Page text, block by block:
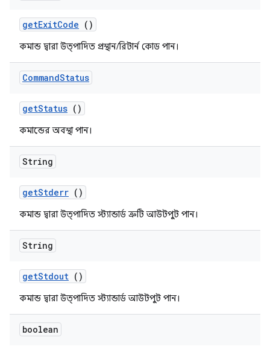
getExitCode ()
কমান্ড দ্বারা উত্পাদিত প্রস্থান/রিটার্ন কোড পান।
CommandStatus
getStatus ()
কমান্ডের অবস্থা পান।
String
getStderr ()
কমান্ড দ্বারা উত্পাদিত স্ট্যান্ডার্ড ত্রুটি আউটপুট পান।
String
getStdout ()
কমান্ড দ্বারা উত্পাদিত স্ট্যান্ডার্ড আউটপুট পান।
boolean